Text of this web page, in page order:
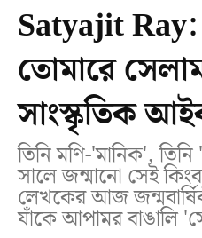
Satyajit Ray:
তোমারে
সাংস্কৃতিক
তিনি মণি-'মানিক',
সালে জন্মানো সেই
লেখকের আজ
যাঁকে আপামর বাঙালি